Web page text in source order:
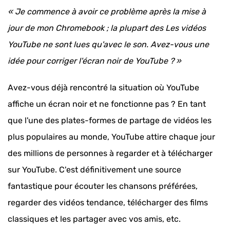
« Je commence à avoir ce problème après la mise à
jour de mon Chromebook ; la plupart des Les vidéos
YouTube ne sont lues qu'avec le son. Avez-vous une
idée pour corriger l'écran noir de YouTube ? »
Avez-vous déjà rencontré la situation où YouTube
affiche un écran noir et ne fonctionne pas ? En tant
que l'une des plates-formes de partage de vidéos les
plus populaires au monde, YouTube attire chaque jour
des millions de personnes à regarder et à télécharger
sur YouTube. C'est définitivement une source
fantastique pour écouter les chansons préférées,
regarder des vidéos tendance, télécharger des films
classiques et les partager avec vos amis, etc.